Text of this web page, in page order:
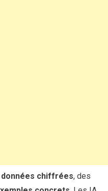
données chiffrées, des